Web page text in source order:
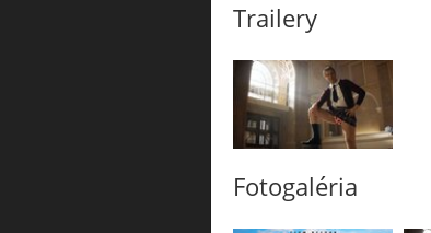
Trailery
Fotogaléria